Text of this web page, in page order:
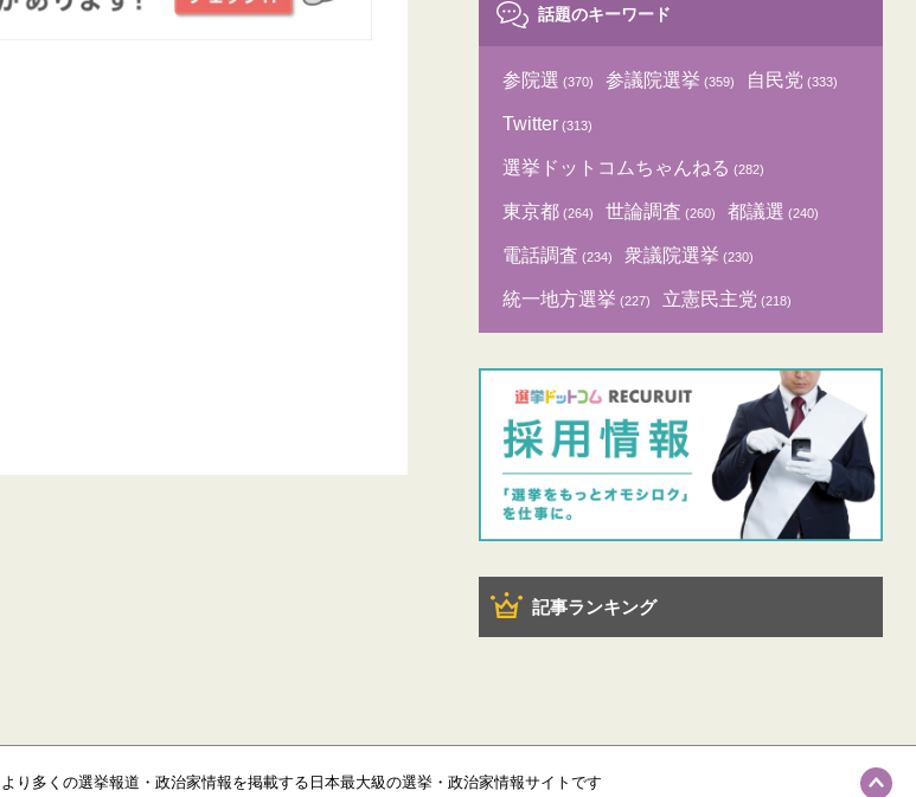
話題のキーワード
参院選 (370) 参議院選挙 (359) 自民党 (333)
Twitter (313)
選挙ドットコムちゃんねる (282)
東京都 (264) 世論調査 (260) 都議選 (240)
電話調査 (234) 衆議院選挙 (230)
統一地方選挙 (227) 立憲民主党 (218)
記事ランキング
り多くの選挙報道・政治家情報を掲載する日本最大級の選挙・政治家情報サイトです